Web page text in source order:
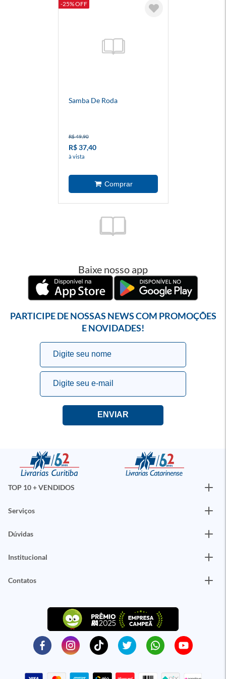
-25% OFF
Samba De Roda
R$ 49,90
R$ 37,40
à vista
Baixe nosso app
PARTICIPE DE NOSSAS NEWS COM PROMOÇÕES
E NOVIDADES!
TOP 10 + VENDIDOS
Serviços
Dúvidas
Institucional
Contatos